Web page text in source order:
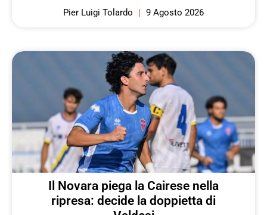
Pier Luigi Tolardo 9 Agosto 2026
Il Novara piega la Cairese nella
ripresa: decide la doppietta di